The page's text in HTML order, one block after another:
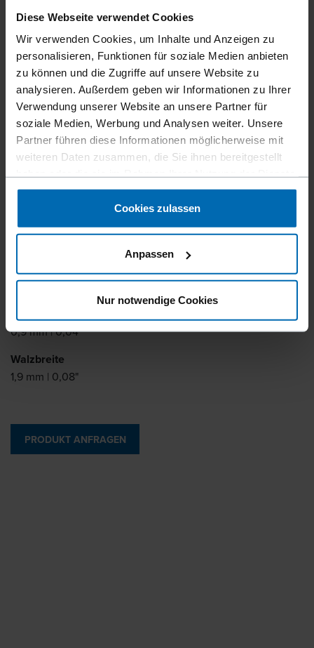
Diese Webseite verwendet Cookies
Wir verwenden Cookies, um Inhalte und Anzeigen zu
personalisieren, Funktionen für soziale Medien anbieten
zu können und die Zugriffe auf unsere Website zu
analysieren. Außerdem geben wir Informationen zu Ihrer
Verwendung unserer Website an unsere Partner für
soziale Medien, Werbung und Analysen weiter. Unsere
Partner führen diese Informationen möglicherweise mit
weiteren Daten zusammen, die Sie ihnen bereitgestellt
gesammelt haben.
Cookies zulassen
Anpassen
Nur notwendige Cookies
Befestigungsmittel///Klammern///Verpa­ckungs­klammern
///Rollenklammern
BECK SWC 7437
Ähnlich wie
BOSTITCH SWC7437
Schenkellänge
12 - 18 mm | 1/2 - 3/4"
Walzstärke
0,9 mm | 0,04"
Walzbreite
1,9 mm | 0,08"
PRODUKT ANFRAGEN